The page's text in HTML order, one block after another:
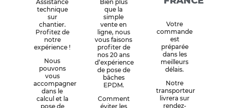
Assistance
technique
sur
chantier.
Profitez de
notre
expérience !
Nous
pouvons
vous
accompagner
dans le
calcul et la
pose de
Bien plus
que la
simple
vente en
ligne, nous
vous faisons
profiter de
nos 20 ans
d’expérience
de pose de
bâches
EPDM.
Comment
éviter les
Votre
commande
est
préparée
dans les
meilleurs
délais.
Notre
transporteur
livrera sur
rendez-